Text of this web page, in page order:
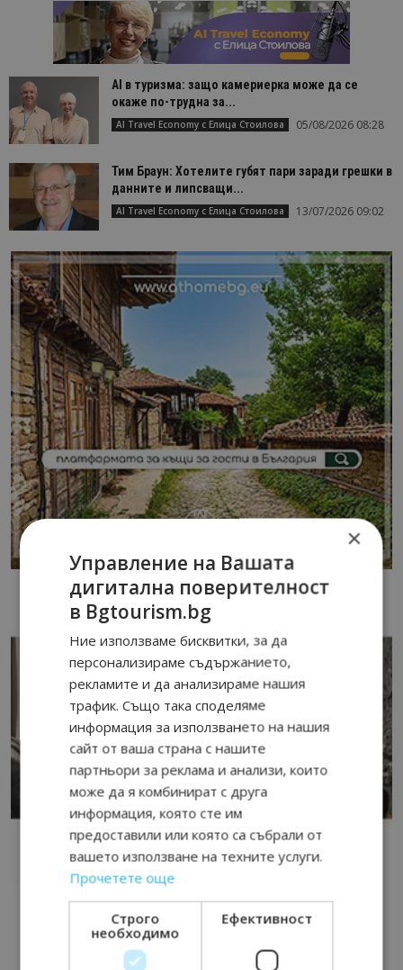
AI в туризма: защо камериерка може да се
окаже по-трудна за...
AI Travel Economy с Елица Стоилова 05/08/2026 08:28
Тим Браун: Хотелите губят пари заради грешки в
данните и липсващи...
AI Travel Economy с Елица Стоилова 13/07/2026 09:02
×
Управление на Вашата
дигитална поверителност
в Bgtourism.bg
Ние използваме бисквитки, за да
персонализираме съдържанието,
рекламите и да анализираме нашия
трафик. Също така споделяме
информация за използването на нашия
сайт от ваша страна с нашите
партньори за реклама и анализи, които
може да я комбинират с друга
информация, която сте им
предоставили или която са събрали от
вашето използване на техните услуги.
Прочетете още
Строго
необходимо
Ефективност